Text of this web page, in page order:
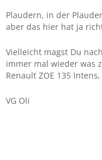
Plaudern, in der
aber das hier hat ja
Vielleicht magst Du
immer mal wieder was
Renault ZOE 135
VG Oli